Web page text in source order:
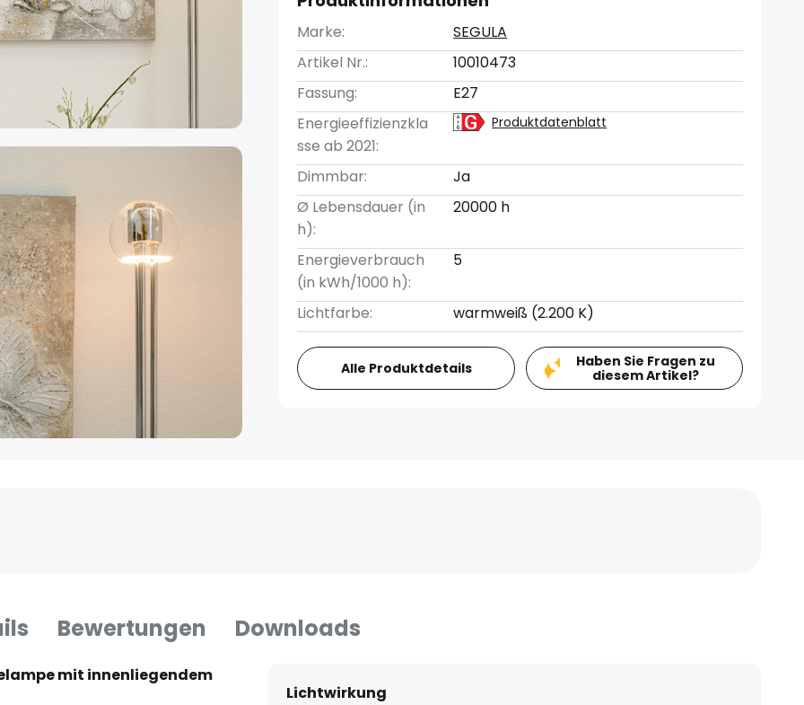
Marke:
SEGULA
Artikel Nr.:
10010473
Fassung:
E27
Energieeffizienzkla
sse ab 2021:
Produktdatenblatt
Dimmbar:
Ja
Ø Lebensdauer (in
h):
20000 h
Energieverbrauch
(in kWh/1000 h):
5
Lichtfarbe: warmweiß (2.200 K)
Alle Produktdetails
Haben Sie Fragen zu
diesem Artikel?
Bewertungen Downloads
mit innenliegendem
Lichtwirkung